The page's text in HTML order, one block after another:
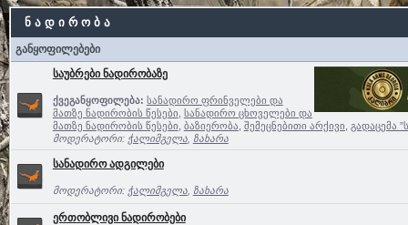
ნ ა დ ი რ ო ბ ა
განყოფილებები
საუბრები ნადირობაზე
ქვეგანყოფილება: სანადირო ფრინველები და
მათზე ნადირობის წესები სანადირო ცხოველები და
მათზე ნადირობის წესები ბაზიერობა შემეცნებითი არქივი გადაცემა
მოდერატორი: ჭალიმგელა, ზახარა
სანადირო ადგილები
მოდერატორი: ჭალიმგელა, ზახარა
ერთობლივი ნადირობები